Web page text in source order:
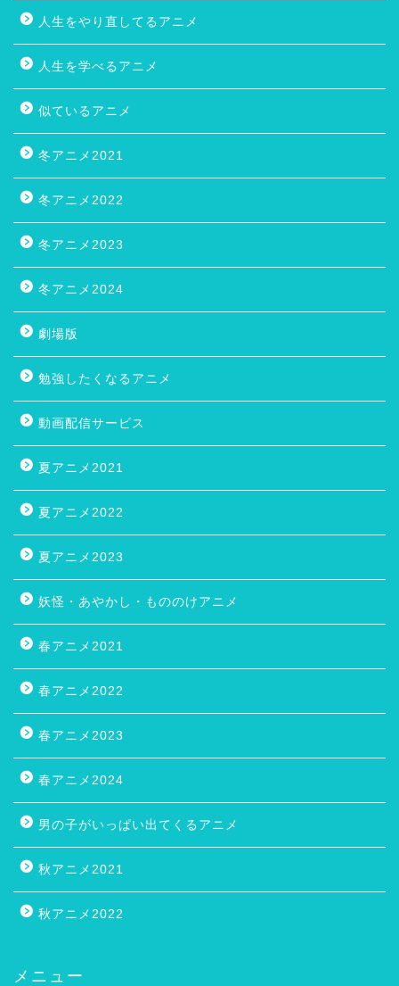
人生をやり直してるアニメ
人生を学べるアニメ
似ているアニメ
冬アニメ2021
冬アニメ2022
冬アニメ2023
冬アニメ2024
劇場版
勉強したくなるアニメ
動画配信サービス
夏アニメ2021
夏アニメ2022
夏アニメ2023
妖怪・あやかし・もののけアニメ
春アニメ2021
春アニメ2022
春アニメ2023
春アニメ2024
男の子がいっぱい出てくるアニメ
秋アニメ2021
秋アニメ2022
メニュー